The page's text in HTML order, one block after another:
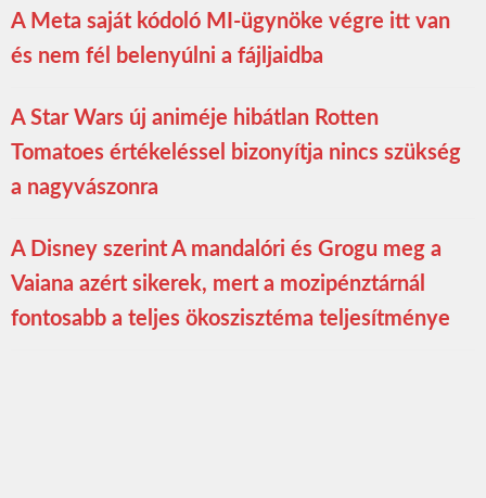
A Meta saját kódoló MI-ügynöke végre itt van
és nem fél belenyúlni a fájljaidba
A Star Wars új animéje hibátlan Rotten
Tomatoes értékeléssel bizonyítja nincs szükség
a nagyvászonra
A Disney szerint A mandalóri és Grogu meg a
Vaiana azért sikerek, mert a mozipénztárnál
fontosabb a teljes ökoszisztéma teljesítménye